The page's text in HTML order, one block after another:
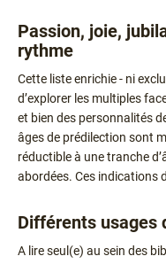
Passion, joie,
rythme
Cette liste enrichie - ni
d’explorer les multiples
et bien des personnalités
âges de prédilection sont
réductible à une tranche
abordées. Ces indications
Différents usages
A lire seul(e) au sein des